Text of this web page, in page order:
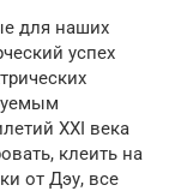
для наших
успех
ХХІ века
клеить на
от Дэу, все